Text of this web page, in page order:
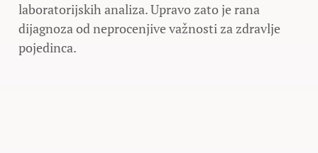
laboratorijskih analiza. Upravo zato je rana
dijagnoza od neprocenjive važnosti za zdravlje
pojedinca.